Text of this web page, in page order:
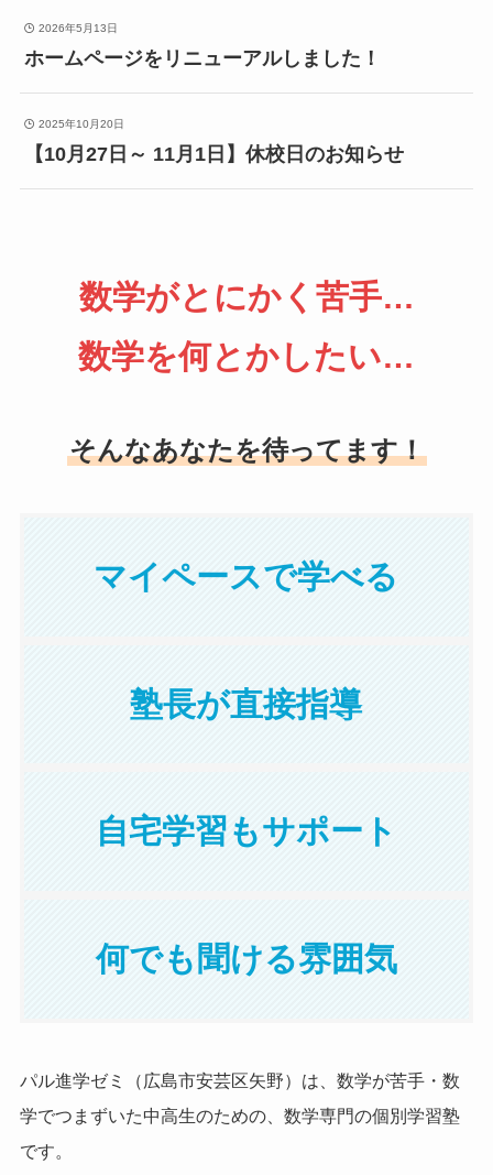
2026年5月13日
ホームページをリニューアルしました！
2025年10月20日
【10月27日～ 11月1日】休校日のお知らせ
数学がとにかく苦手…
数学を何とかしたい…
そんなあなたを待ってます！
マイペースで学べる
塾長が直接指導
自宅学習もサポート
何でも聞ける雰囲気
パル進学ゼミ（広島市安芸区矢野）は、数学が苦手・数
学でつまずいた中高生のための、数学専門の個別学習塾
です。